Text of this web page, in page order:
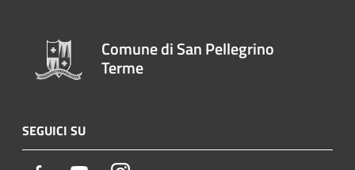
Comune di San Pellegrino
Terme
SEGUICI SU